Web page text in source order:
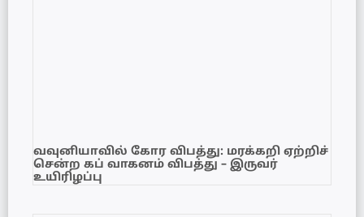
வவுனியாவில் கோர விபத்து: மரக்கறி ஏற்றிச்
சென்ற கப் வாகனம் விபத்து – இருவர்
உயிரிழப்பு